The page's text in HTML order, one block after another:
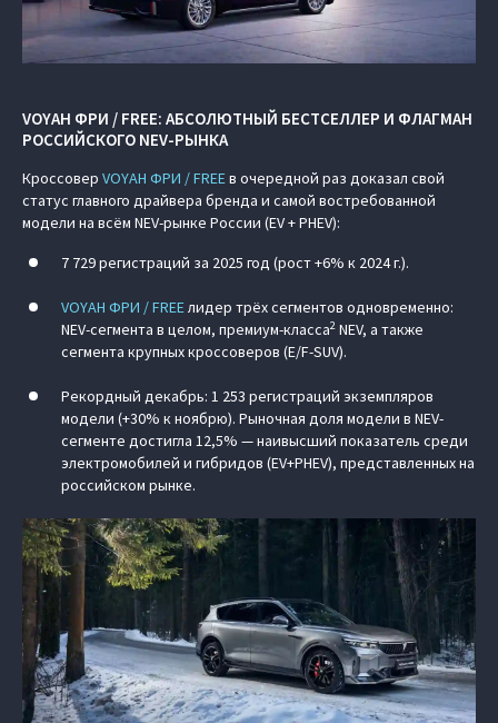
VOYAH ФРИ / FREE: АБСОЛЮТНЫЙ БЕСТСЕЛЛЕР И ФЛАГМАН
РОССИЙСКОГО NEV-РЫНКА
Кроссовер VOYAH ФРИ / FREEв очередной раз доказал свой
статус главного драйвера бренда и самой востребованной
модели на всём NEV-рынке России (EV + PHEV):
7 729 регистраций за 2025 год (рост +6% к 2024 г.).
VOYAH ФРИ / FREEлидер трёх сегментов одновременно:
NEV-сегмента в целом, премиум-класса2 NEV, а также
сегмента крупных кроссоверов (E/F-SUV).
Рекордный декабрь: 1 253 регистраций экземпляров
модели (+30% к ноябрю). Рыночная доля модели в NEV-
сегменте достигла 12,5% — наивысший показатель среди
электромобилей и гибридов (EV+PHEV), представленных на
российском рынке.